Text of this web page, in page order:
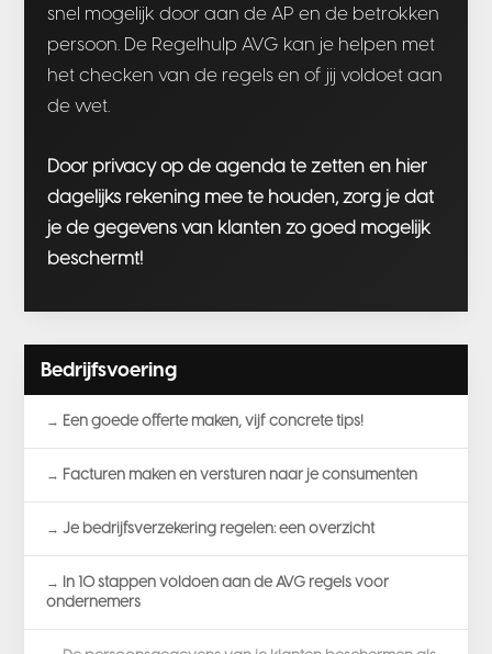
snel mogelijk door aan de AP en de betrokken
persoon. De Regelhulp AVG kan je helpen met
het checken van de regels en of jij voldoet aan
de wet.
Door privacy op de agenda te zetten en hier
dagelijks rekening mee te houden, zorg je dat
je de gegevens van klanten zo goed mogelijk
beschermt!
Bedrijfsvoering
Een goede offerte maken, vijf concrete tips!
Facturen maken en versturen naar je consumenten
Je bedrijfsverzekering regelen: een overzicht
In 10 stappen voldoen aan de AVG regels voor
ondernemers